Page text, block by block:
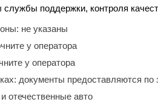
поддержки, контроля
не указаны
у оператора
у оператора
документы предоставляются по
отечественные авто